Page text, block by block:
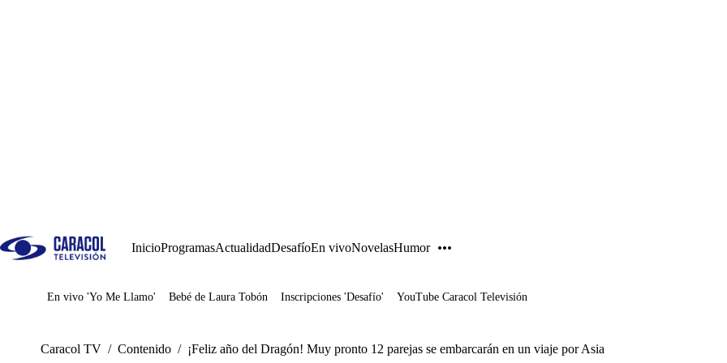
InicioProgramasActualidadDesafíoEn vivoNovelasHumor
Juegos
En vivo 'Yo Me Llamo' Bebé de Laura Tobón Inscripciones 'Desafío' YouTube Caracol Televisión
Caracol TV / Contenido / ¡Feliz año del Dragón! Muy pronto 12 parejas se embarcarán en un viaje por Asia